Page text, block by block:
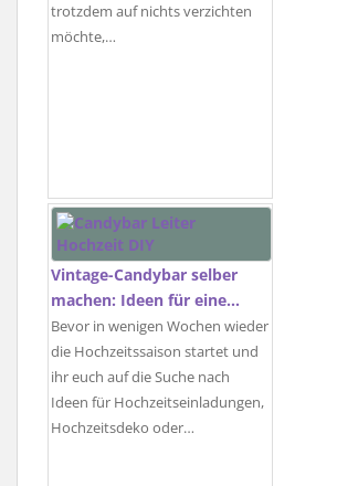
trotzdem auf nichts verzichten
möchte,…
Vintage-Candybar selber
machen: Ideen für eine…
Bevor in wenigen Wochen wieder
die Hochzeitssaison startet und
ihr euch auf die Suche nach
Ideen für Hochzeitseinladungen,
Hochzeitsdeko oder…